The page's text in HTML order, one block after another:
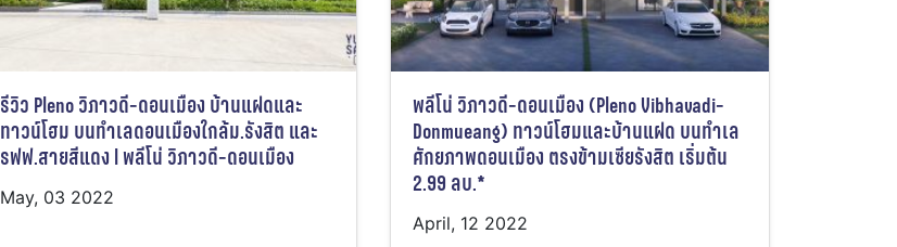
รีวิว Pleno วิภาวดี-ดอนเมือง บ้านแฝดและ
ทาวน์โฮม บนทำเลดอนเมืองใกล้ม.รังสิต และ
รฟฟ.สายสีแดง l พลีโน่ วิภาวดี-ดอนเมือง
May, 03 2022
พลีโน่ วิภาวดี-ดอนเมือง (Pleno Vibhavadi-
Donmueang) ทาวน์โฮมและบ้านแฝด บนทำเล
ศักยภาพดอนเมือง ตรงข้ามเซียรังสิต เริ่มต้น
2.99 ลบ.*
April, 12 2022